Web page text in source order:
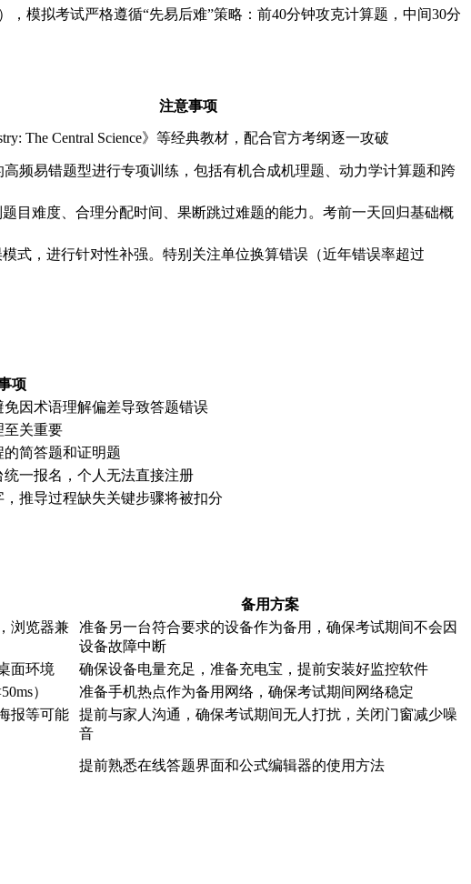
，模拟考试严格遵循“先易后难”策略：前40分钟攻克计算题，中间30分
注意事项
The Central Science》等经典教材，配合官方考纲逐一攻破
高频易错题型进行专项训练，包括有机合成机理题、动力学计算题和跨
目难度、合理分配时间、果断跳过难题的能力。考前一天回归基础概
式，进行针对性补强。特别关注单位换算错误（近年错误率超过
项
因术语理解偏差导致答题错误
至关重要
简答题和证明题
一报名，个人无法直接注册
推导过程缺失关键步骤将被扣分
备用方案
浏览器兼
准备另一台符合要求的设备作为备用，确保考试期间不会因
设备故障中断
面环境
确保设备电量充足，准备充电宝，提前安装好监控软件
） 准备手机热点作为备用网络，确保考试期间网络稳定
报等可能
提前与家人沟通，确保考试期间无人打扰，关闭门窗减少噪
音
提前熟悉在线答题界面和公式编辑器的使用方法